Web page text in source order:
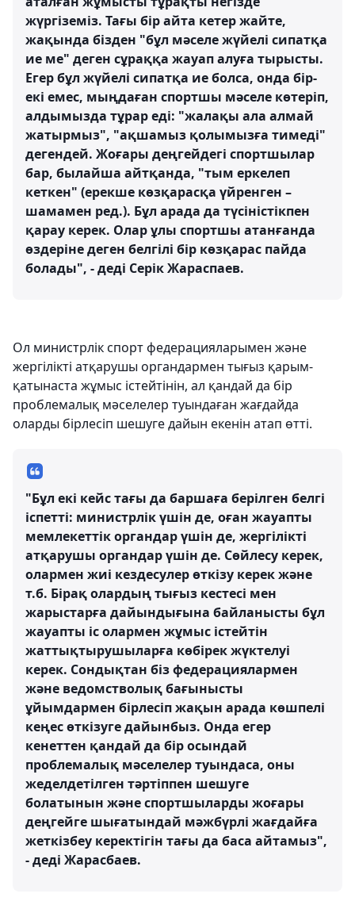
жүргіземіз. Тағы бір айта кетер жайте,
жақында бізден "бұл мәселе жүйелі сипатқа
ие ме" деген сұраққа жауап алуға тырысты.
Егер бұл жүйелі сипатқа ие болса, онда бір-
екі емес, мыңдаған спортшы мәселе көтеріп,
алдымызда тұрар еді: "жалақы ала алмай
жатырмыз", "ақшамыз қолымызға тимеді"
дегендей. Жоғары деңгейдегі спортшылар
бар, былайша айтқанда, "тым еркелеп
кеткен" (ерекше көзқарасқа үйренген –
шамамен ред.). Бұл арада да түсіністікпен
қарау керек. Олар ұлы спортшы атанғанда
өздеріне деген белгілі бір көзқарас пайда
болады", - деді Серік Жараспаев.
Ол министрлік спорт федерацияларымен және
жергілікті атқарушы органдармен тығыз қарым-
қатынаста жұмыс істейтінін, ал қандай да бір
проблемалық мәселелер туындаған жағдайда
оларды бірлесіп шешуге дайын екенін атап өтті.
"Бұл екі кейс тағы да баршаға берілген белгі
іспетті: министрлік үшін де, оған жауапты
мемлекеттік органдар үшін де, жергілікті
атқарушы органдар үшін де. Сөйлесу керек,
олармен жиі кездесулер өткізу керек және
т.б. Бірақ олардың тығыз кестесі мен
жарыстарға дайындығына байланысты бұл
жауапты іс олармен жұмыс істейтін
жаттықтырушыларға көбірек жүктелуі
керек. Сондықтан біз федерациялармен
және ведомстволық бағынысты
ұйымдармен бірлесіп жақын арада көшпелі
кеңес өткізуге дайынбыз. Онда егер
кенеттен қандай да бір осындай
проблемалық мәселелер туындаса, оны
жеделдетілген тәртіппен шешуге
болатынын және спортшыларды жоғары
деңгейге шығатындай мәжбүрлі жағдайға
жеткізбеу керектігін тағы да баса айтамыз",
- деді Жарасбаев.